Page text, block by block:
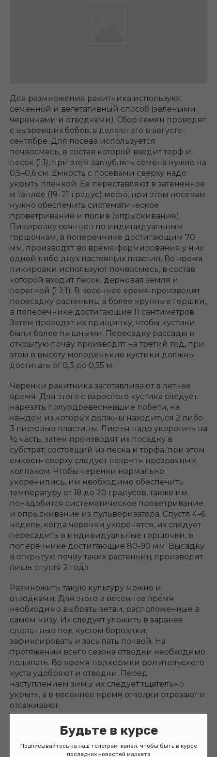
Будьте в курсе
Подписывайтесь на наш телеграм-канал, чтобы быть в курсе
последних новостей маркета
Для размножения ракитника используют
семенной и вегетативный способ (зелеными
черенками и отводками). Сбор семян проводят
с вызревших бобов, а делают это в августе–
сентябре. Для посева используется
почвосмесь, в состав которой входит торф и
песок (1:1), при этом заглублять семена нужно на
0,5–0,6 см. Емкость с посевами сверху надо
укрыть пленкой. Ее переставляют в затененное
и теплое (19–21 градус) место, при этом посевам
нужно обеспечить систематическое
проветривание и полив (опрыскивание).
Пикировку сеянцев по индивидуальным
горшочкам, в поперечнике достигающим 70
мм, производят во время формирования у них
одной либо двух настоящих пластин. Во время
пикировки используют почвосмесь, в состав
которой входит песок, дерновая земля и
перегной (1:2:1). В весеннее время производят
пересадку растеньиц в более крупные горшки,
в поперечнике достигающие 11 сантиметров.
Затем проводят их прищипку, чтобы кустики
были более пышными. Пересадку рассады в
открытую почву производят на третий год, при
этом в высоту молоденькие кустики должны
достигать от 0,3 до 0,55 м.
Черенки ракитника заготавливают в летнее
время. Для этого с взрослого кустика следует
нарезать полуодревесневшие побеги, на
каждом из которых должны находиться 2 либо
3 листовые пластины. Листья надо укоротить на
½ часть, затем производят их посадку в
субстрат, состоящий из песка и торфа, при этом
емкость сверху следует накрыть прозрачным
колпаком. Чтобы черенки нормально
укоренились, им необходимо обеспечить
температуру от 18 до 20 градусов, также им
понадобится систематическое проветривание
и опрыскивание из пульверизатора. Спустя 4–6
недель, когда черенки укоренятся, их следует
пересадить в индивидуальные горшочки, в
поперечнике достигающие 80-90 мм. Высадку
в открытую почву таких растеньиц производят
лишь спустя 2 года.
Размножить такую культуру можно и
отводками. Для этого в весеннее время
необходимо выбрать ветви, расположенные в
самом низу. Их следует уложить в заранее
сделанные под кустом бороздки,
зафиксировать и засыпать почвой. На
протяжении всего сезона отводки необходимо
поливать. Во время подкормки родительского
куста удобряют и отводки. Перед
наступлением зимы их следует тщательно
укрыть, а в весеннее время отводки отрезают и
отсаживают.
Зимовка